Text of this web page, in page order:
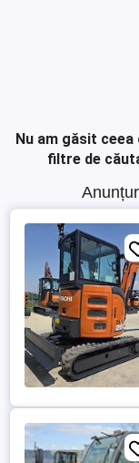
Nu am găsit ceea
filtre de